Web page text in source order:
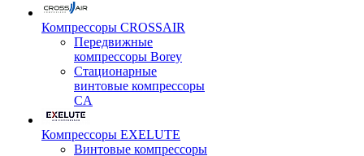
Компрессоры CROSSAIR
Передвижные
компрессоры Borey
Стационарные
винтовые компрессоры
CA
Компрессоры EXELUTE
Винтовые компрессоры